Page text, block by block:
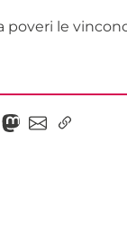
poveri le